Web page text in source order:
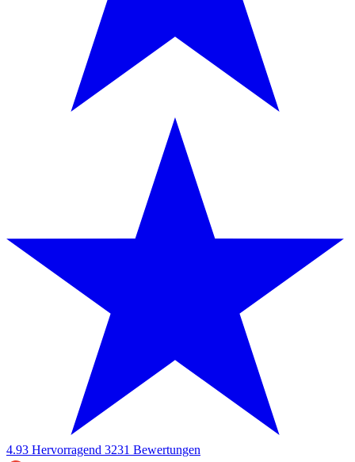
4.93 Hervorragend 3231 Bewertungen